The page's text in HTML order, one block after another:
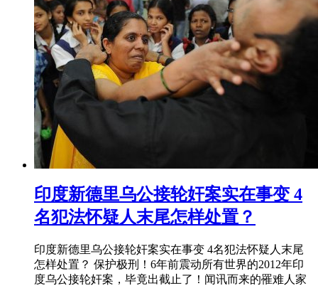
​印度新德里乌公接轮奸案实在事变 4
名犯法怀疑人末尾怎样处置？
印度新德里乌公接轮奸案实在事变 4名犯法怀疑人末尾
怎样处置？ 保护极刑！6年前震动所有世界的2012年印
度乌公接轮奸案，毕竟出截止了！闻讯而来的罹难人家